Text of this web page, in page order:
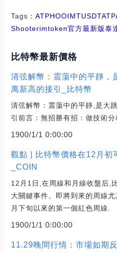
Tags： ATPHOOIMTUSDT
Shooterimtoken官方最新版泰
比特幣最新價格
清弦解幣：震蕩中的平靜，
萬新高的接引_比特幣
清弦解幣：震蕩中的平靜,是大
引前言：無招勝有招：做技術
1900/1/1 0:00:00
觀點 | 比特幣價格在12月初
_COIN
12月1日,在周線和月線收盤后,
大關鍵事件。即將到來的周線
月下旬以來的第一個紅色周線.
1900/1/1 0:00:00
11.29晚間行情：市場如期